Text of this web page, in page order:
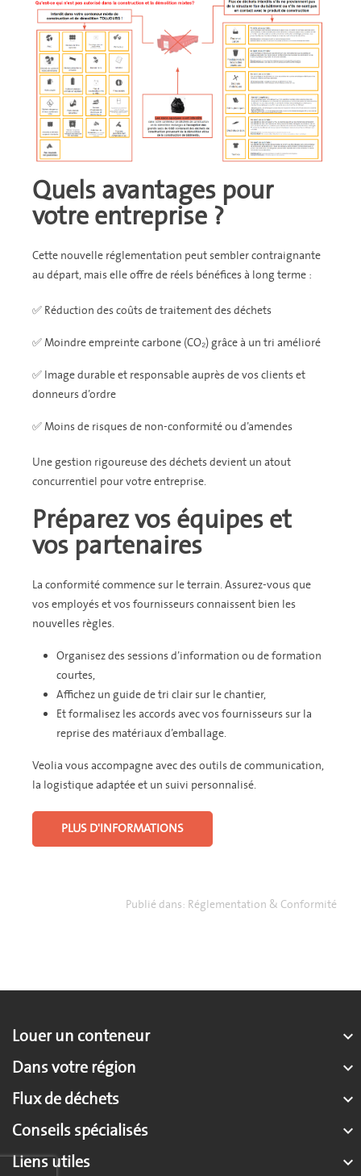
Quels avantages pour
votre entreprise ?
Cette nouvelle réglementation peut sembler contraignante
au départ, mais elle offre de réels bénéfices à long terme :
✅ Réduction des coûts de traitement des déchets
✅ Moindre empreinte carbone (CO₂) grâce à un tri amélioré
✅ Image durable et responsable auprès de vos clients et
donneurs d’ordre
✅ Moins de risques de non-conformité ou d’amendes
Une gestion rigoureuse des déchets devient un atout
concurrentiel pour votre entreprise.
Préparez vos équipes et
vos partenaires
La conformité commence sur le terrain. Assurez-vous que
vos employés et vos fournisseurs connaissent bien les
nouvelles règles.
Organisez des sessions d’information ou de formation
courtes,
Affichez un guide de tri clair sur le chantier,
Et formalisez les accords avec vos fournisseurs sur la
reprise des matériaux d’emballage.
Veolia vous accompagne avec des outils de communication,
la logistique adaptée et un suivi personnalisé.
PLUS D'INFORMATIONS
Publié dans: Réglementation & Conformité
Louer un conteneur 
Dans votre région 
Flux de déchets 
Conseils spécialisés 
Liens utiles 